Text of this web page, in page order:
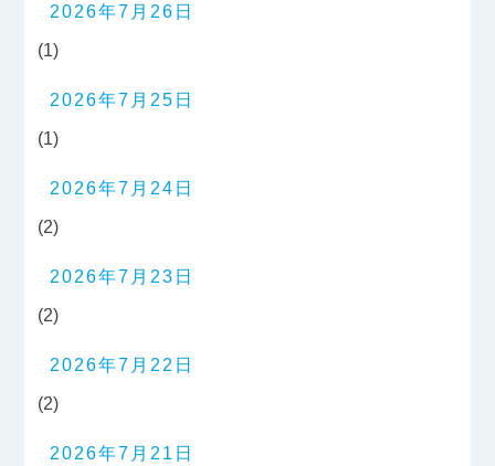
2026年7月26日
(1)
2026年7月25日
(1)
2026年7月24日
(2)
2026年7月23日
(2)
2026年7月22日
(2)
2026年7月21日